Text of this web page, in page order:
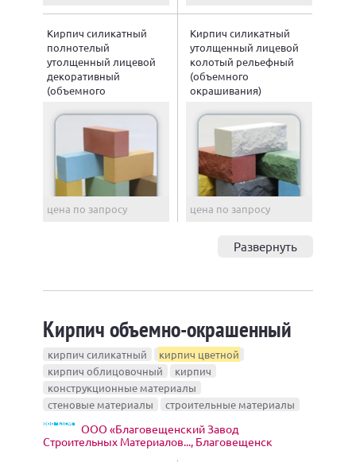
Кирпич силикатный
полнотелый
утолщенный лицевой
декоративный
(объемного
цена по запросу
Кирпич силикатный
утолщенный лицевой
колотый рельефный
(объемного
окрашивания)
цена по запросу
Развернуть
Кирпич объемно-окрашенный
кирпич силикатный
кирпич цветной
кирпич облицовочный
кирпич
конструкционные материалы
стеновые материалы
строительные материалы
ООО «Благовещенский Завод
Строительных Материалов..., Благовещенск